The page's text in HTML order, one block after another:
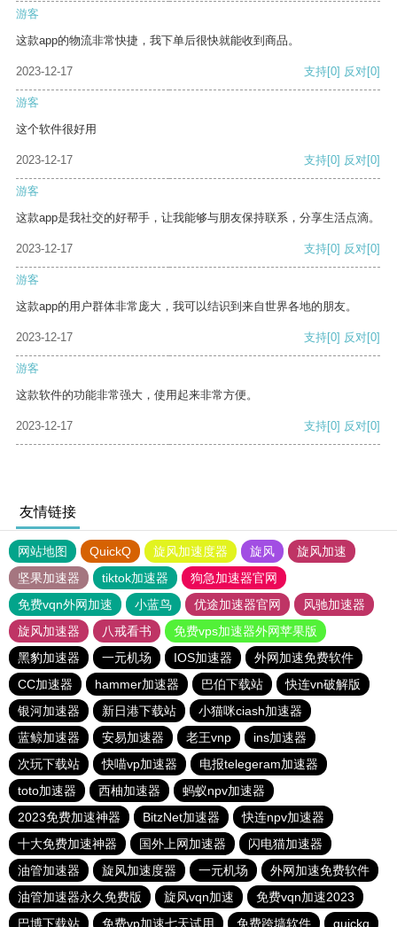
游客
这款app的物流非常快捷，我下单后很快就能收到商品。
2023-12-17 支持[0] 反对[0]
游客
这个软件很好用
2023-12-17 支持[0] 反对[0]
游客
这款app是我社交的好帮手，让我能够与朋友保持联系，分享生活点滴。
2023-12-17 支持[0] 反对[0]
游客
这款app的用户群体非常庞大，我可以结识到来自世界各地的朋友。
2023-12-17 支持[0] 反对[0]
游客
这款软件的功能非常强大，使用起来非常方便。
2023-12-17 支持[0] 反对[0]
友情链接
网站地图 QuickQ 旋风加速度器 旋风
旋风加速
坚果加速器
tiktok加速器
狗急加速器官网
免费vqn外网加速
小蓝鸟 优途加速器官网
风驰加速器
旋风加速器
八戒看书
免费vps加速器外网苹果版
黑豹加速器
一元机场 IOS加速器
外网加速免费软件
CC加速器
hammer加速器 巴伯下载站
快连vn破解版
银河加速器
新日港下载站
小猫咪ciash加速器
蓝鲸加速器
安易加速器 老王vnp
ins加速器
次玩下载站
快喵vp加速器
电报telegeram加速器
toto加速器
西柚加速器
蚂蚁npv加速器
2023免费加速神器
BitzNet加速器
快连npv加速器
十大免费加速神器
国外上网加速器
闪电猫加速器
油管加速器
旋风加速度器 一元机场
外网加速免费软件
油管加速器永久免费版
旋风vqn加速
免费vqn加速2023
巴博下载站
免费vp加速七天试用 免费跨墙软件 quickq